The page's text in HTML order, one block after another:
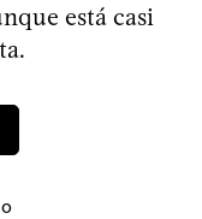
está casi